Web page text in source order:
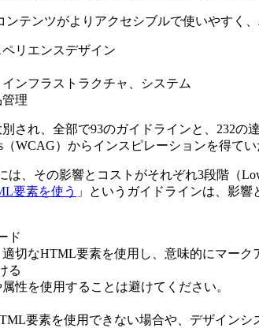
ンテンツがよりアクセシブルで使いやす
リエンスデザイン
ンフラストラクチャ、システム
理
され、全部で93のガイドラインと、232の
（WCAG）からインスピレーションを得て
は、その影響とコストがそれぞれ3段階（
要素を使う 」というガイドラインは、影
ド
切なHTML要素を使用し、意味的にマーク
る
性を使用することは避けてください。
要素を使用できない場合や、デザイン